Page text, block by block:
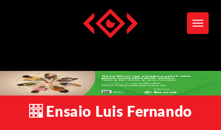
Ensaio Luis Fernando